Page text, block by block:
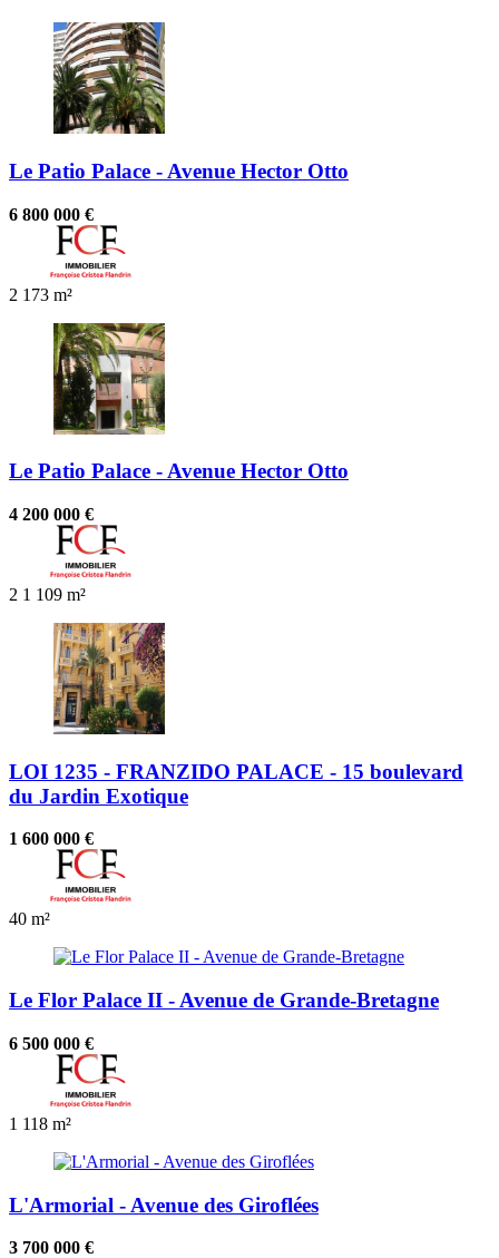
Le Patio Palace - Avenue Hector Otto
6 800 000 €
2 173 m²
Le Patio Palace - Avenue Hector Otto
4 200 000 €
2 1 109 m²
LOI 1235 - FRANZIDO PALACE - 15 boulevard
du Jardin Exotique
1 600 000 €
40 m²
Le Flor Palace II - Avenue de Grande-Bretagne
6 500 000 €
1 118 m²
L'Armorial - Avenue des Giroflées
3 700 000 €